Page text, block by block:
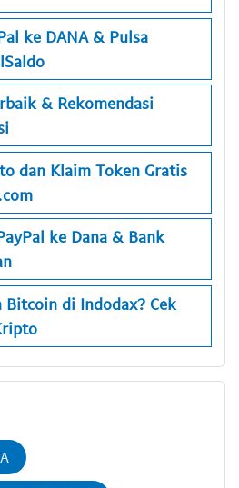
ke DANA & Pulsa
& Rekomendasi
dan Klaim Token Gratis
ke Dana & Bank
Bitcoin di Indodax? Cek